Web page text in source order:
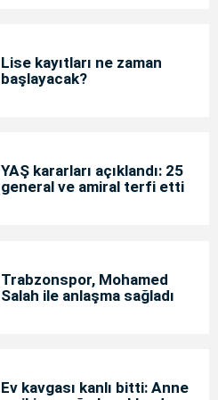
Lise kayıtları ne zaman
başlayacak?
YAŞ kararları açıklandı: 25
general ve amiral terfi etti
Trabzonspor, Mohamed
Salah ile anlaşma sağladı
Ev kavgası kanlı bitti: Anne